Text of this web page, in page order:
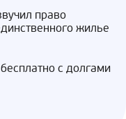
право
жилье
с долгами